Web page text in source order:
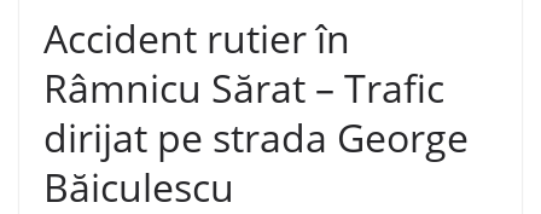
Accident rutier în
Râmnicu Sărat – Trafic
dirijat pe strada George
Băiculescu